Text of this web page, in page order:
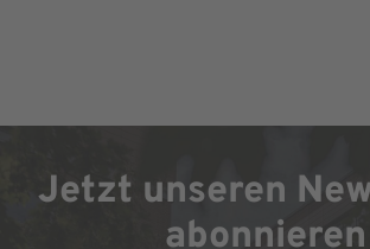
Jetzt unseren
abonnieren